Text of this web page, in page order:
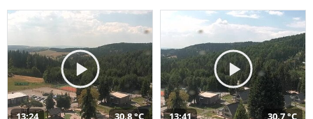
13:24 30,8 °C 13:41 30,7 °C